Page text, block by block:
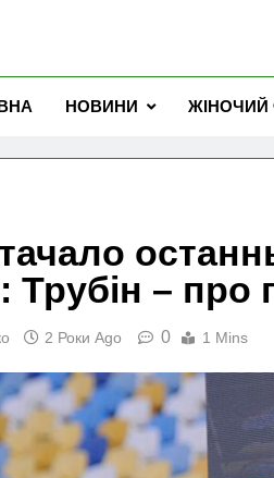
НОВИНИ ЖІНОЧИЙ
Трубін – про
2 Роки Ago 0 1 Mins